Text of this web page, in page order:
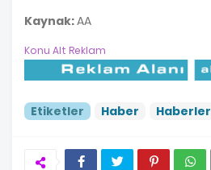
Kaynak:AA
Konu Alt Reklam
Etiketler Haber Haberler